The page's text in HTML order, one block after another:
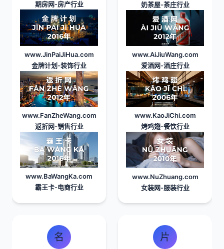
期房网-房产行业
www.JinPaiJiHua.com
金牌计划 -装饰行业
www.FanZheWang.com
返折网-销售行业
www.BaWangKa.com
霸王卡-电商行业
奶茶屋-茶庄行业
www.AiJiuWang.com
爱酒网-酒庄行业
www.KaoJiChi.com
烤鸡翅-餐饮行业
www.NuZhuang.com
女装网-服装行业
名 片